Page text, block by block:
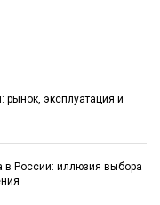
рынок, эксплуатация и
в России: иллюзия выбора